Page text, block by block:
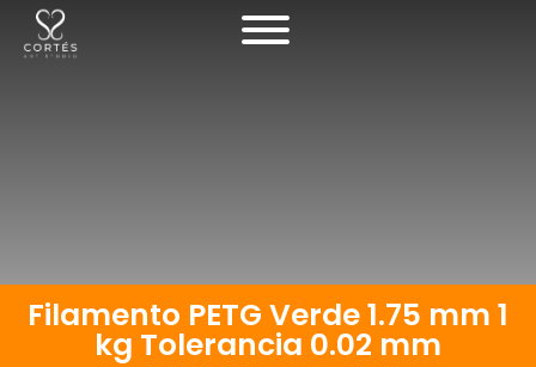
Filamento PETG Verde 1.75 mm 1
kg Tolerancia 0.02 mm